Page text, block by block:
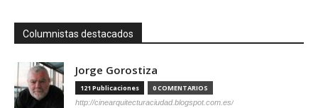
Columnistas destacados
Jorge Gorostiza
121 Publicaciones 0 COMENTARIOS
http://cinearquitecturaciudad.blogspot.com.es/